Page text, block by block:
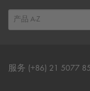
服务 (+86) 21 5077